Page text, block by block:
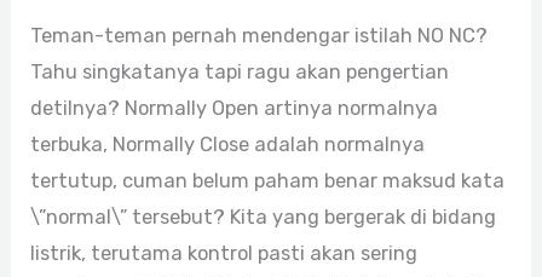
Teman-teman pernah mendengar istilah NO NC?
Tahu singkatanya tapi ragu akan pengertian
detilnya? Normally Open artinya normalnya
terbuka, Normally Close adalah normalnya
tertutup, cuman belum paham benar maksud kata
\”normal\” tersebut? Kita yang bergerak di bidang
listrik, terutama kontrol pasti akan sering